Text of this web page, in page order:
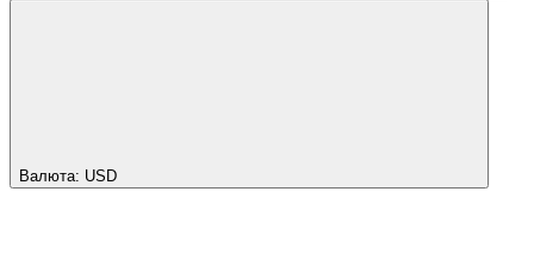
Валюта: USD